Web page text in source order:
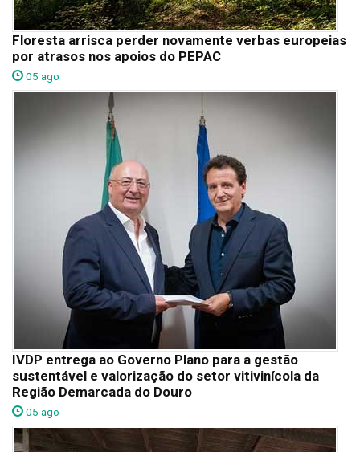
Floresta arrisca perder novamente verbas europeias
por atrasos nos apoios do PEPAC
05 ago
IVDP entrega ao Governo Plano para a gestão
sustentável e valorização do setor vitivinícola da
Região Demarcada do Douro
05 ago